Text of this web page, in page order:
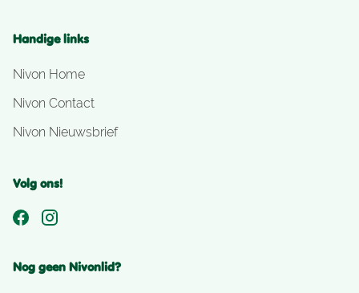
Handige links
Nivon Home
Nivon Contact
Nivon Nieuwsbrief
Volg ons!
Nog geen Nivonlid?